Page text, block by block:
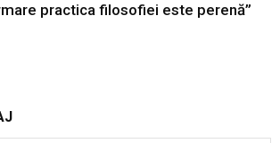
practica filosofiei este perenă”